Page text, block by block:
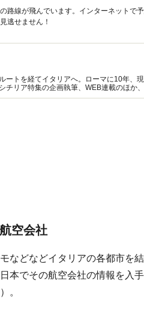
路線が飛んでいます。インターネットで
逃せません！
ートを経てイタリアへ。ローマに10年、
チリア特集の企画執筆、WEB連載のほか
ナリスト協会会員・イタリア商工会議所
空会社
などなどイタリアの各都市を結
本でその航空会社の情報を入手
。